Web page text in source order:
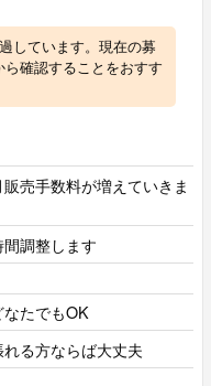
しています。現在の募
ら確認することをおすす
売手数料が増えていきま
調整します
たでもOK
る方ならば大丈夫